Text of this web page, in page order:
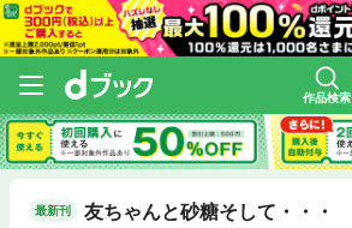
作品検索
最新刊 友ちゃんと砂糖そして・・・